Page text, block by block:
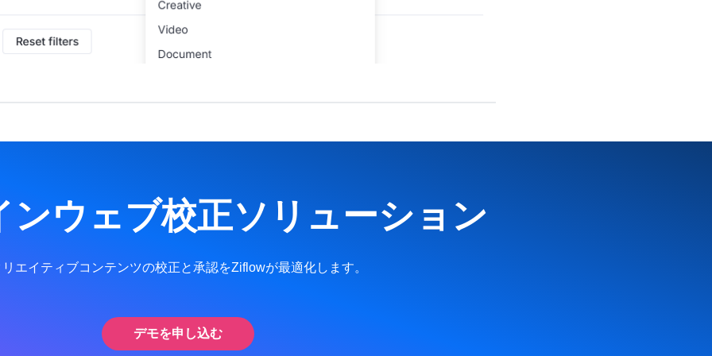
ンウェブ校正ソリューション
エイティブコンテンツの校正と承認をZiflowが最適化します。
デモを申し込む